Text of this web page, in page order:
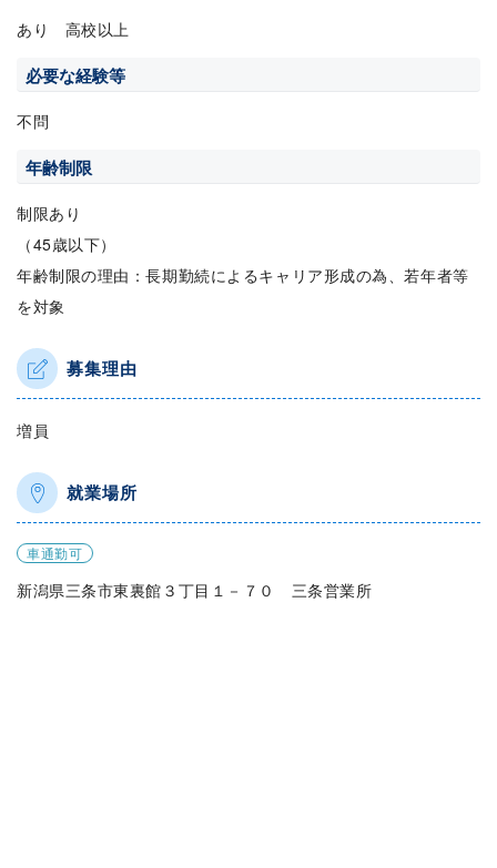
あり 高校以上
必要な経験等
不問
年齢制限
制限あり
（45歳以下）
年齢制限の理由：長期勤続によるキャリア形成の為、若年者等
を対象
募集理由
増員
就業場所
車通勤可
新潟県三条市東裏館３丁目１－７０ 三条営業所